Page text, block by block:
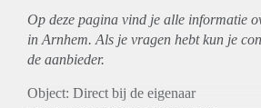
Op deze pagina vind je alle informatie
in Arnhem. Als je vragen hebt kun je
de aanbieder.
Object: Direct bij de eigenaar